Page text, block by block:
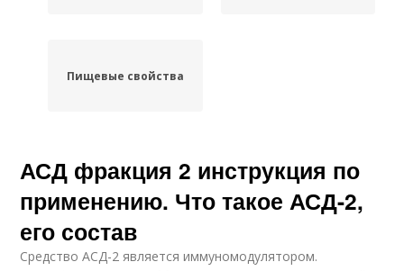
Пищевые свойства
АСД фракция 2 инструкция по
применению. Что такое АСД-2,
его состав
Средство АСД-2 является иммуномодулятором.